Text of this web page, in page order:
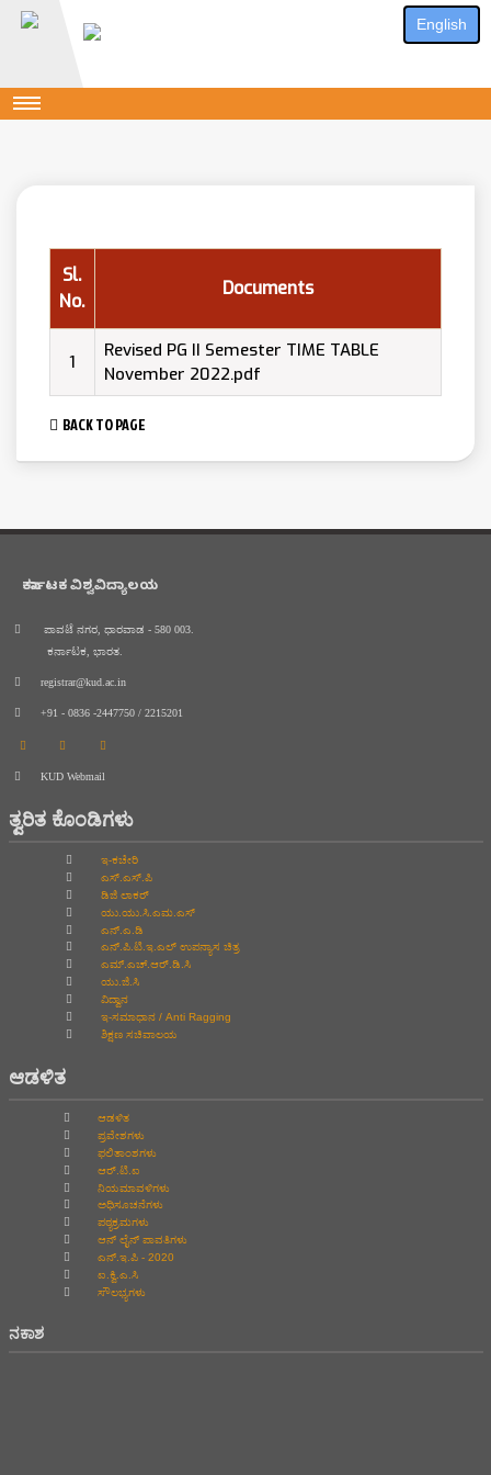
English
Sl.
No.
Documents
1
Revised PG II Semester TIME TABLE
November 2022.pdf
BACK TO PAGE
ಕರ್ನಾಟಕ ವಿಶ್ವವಿದ್ಯಾಲಯ
ಪಾವಟೆ ನಗರ, ಧಾರವಾಡ - 580 003.
ಕರ್ನಾಟಕ, ಭಾರತ.
registrar@kud.ac.in
+91 - 0836 -2447750 / 2215201
KUD Webmail
ತ್ವರಿತ ಕೊಂಡಿಗಳು
ಇ-ಕಚೇರಿ
ಎಸ್.ಎಸ್.ಪಿ
ಡಿಜಿ ಲಾಕರ್
ಯು.ಯು.ಸಿ.ಎಮ.ಎಸ್
ಎನ್.ಎ.ಡಿ
ಎನ್.ಪಿ.ಟಿ.ಇ.ಎಲ್‌ ಉಪನ್ಯಾಸ ಚಿತ್ರ
ಎಮ್.ಎಚ್.ಆರ್.ಡಿ.ಸಿ
ಯು.ಜಿ.ಸಿ
ವಿದ್ವಾನ
ಇ-ಸಮಾಧಾನ / Anti Ragging
ಶಿಕ್ಷಣ ಸಚಿವಾಲಯ
ಆಡಳಿತ
ಆಡಳಿತ
ಪ್ರವೇಶಗಳು
ಫಲಿತಾಂಶಗಳು
ಆರ್.ಟಿ.ಐ
ನಿಯಮಾವಳಿಗಳು
ಅಧಿಸೂಚನೆಗಳು
ಪಠ್ಯಕ್ರಮಗಳು
ಆನ್‌ ಲೈನ್‌ ಪಾವತಿಗಳು
ಎನ್.ಇ.ಪಿ - 2020
ಐ.ಕ್ವಿ.ಎ.ಸಿ
ಸೌಲಭ್ಯಗಳು
ನಕಾಶ